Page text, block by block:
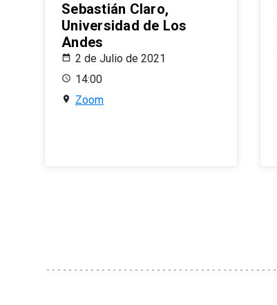
Sebastián Claro,
Universidad de Los
Andes
2 de Julio de 2021
14:00
Zoom